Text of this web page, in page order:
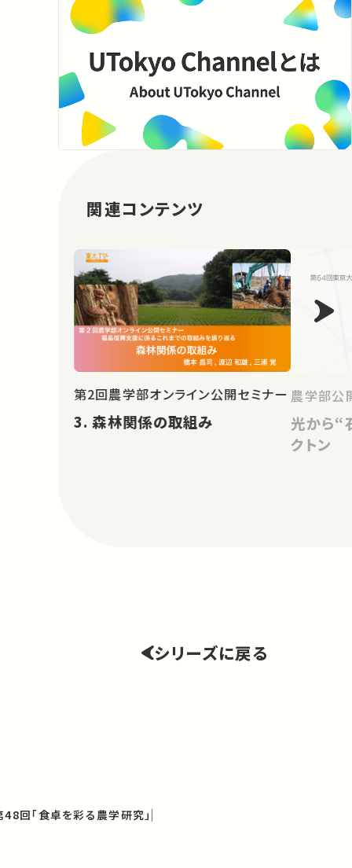
関連コンテンツ
第2回農学部オンライン公開セミナー
3. 森林関係の取組み
農学部公
光から“
クトン
シリーズに戻る
回「食卓を彩る農学研究」